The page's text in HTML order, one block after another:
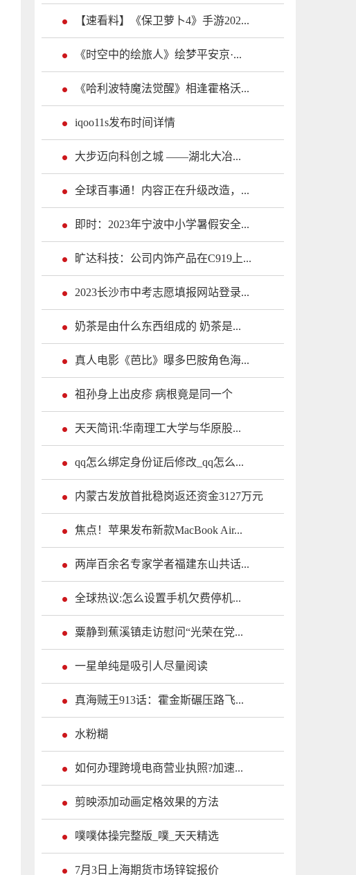
【速看料】《保卫萝卜4》手游202...
《时空中的绘旅人》绘梦平安京·...
《哈利波特魔法觉醒》相逢霍格沃...
iqoo11s发布时间详情
大步迈向科创之城 ——湖北大冶...
全球百事通！内容正在升级改造，...
即时：2023年宁波中小学暑假安全...
旷达科技：公司内饰产品在C919上...
2023长沙市中考志愿填报网站登录...
奶茶是由什么东西组成的 奶茶是...
真人电影《芭比》曝多巴胺角色海...
祖孙身上出皮疹 病根竟是同一个
天天简讯:华南理工大学与华原股...
qq怎么绑定身份证后修改_qq怎么...
内蒙古发放首批稳岗返还资金3127万元
焦点！苹果发布新款MacBook Air...
两岸百余名专家学者福建东山共话...
全球热议:怎么设置手机欠费停机...
粟静到蕉溪镇走访慰问“光荣在党...
一星单纯是吸引人尽量阅读
真海贼王913话：霍金斯碾压路飞...
水粉糊
如何办理跨境电商营业执照?加速...
剪映添加动画定格效果的方法
噗噗体操完整版_噗_天天精选
7月3日上海期货市场锌锭报价